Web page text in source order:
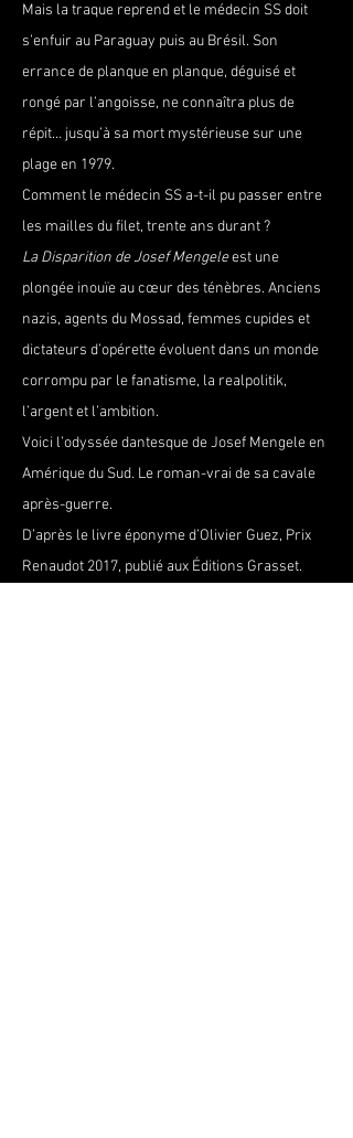
Mais la traque reprend et le médecin SS doit
s’enfuir au Paraguay puis au Brésil. Son
errance de planque en planque, déguisé et
rongé par l’angoisse, ne connaîtra plus de
répit… jusqu’à sa mort mystérieuse sur une
plage en 1979.
Comment le médecin SS a-t-il pu passer entre
les mailles du filet, trente ans durant ?
La Disparition de Josef Mengele est une
plongée inouïe au cœur des ténèbres. Anciens
nazis, agents du Mossad, femmes cupides et
dictateurs d’opérette évoluent dans un monde
corrompu par le fanatisme, la realpolitik,
l’argent et l’ambition.
Voici l’odyssée dantesque de Josef Mengele en
Amérique du Sud. Le roman-vrai de sa cavale
après-guerre.
D’après le livre éponyme d’Olivier Guez, Prix
Renaudot 2017, publié aux Éditions Grasset.